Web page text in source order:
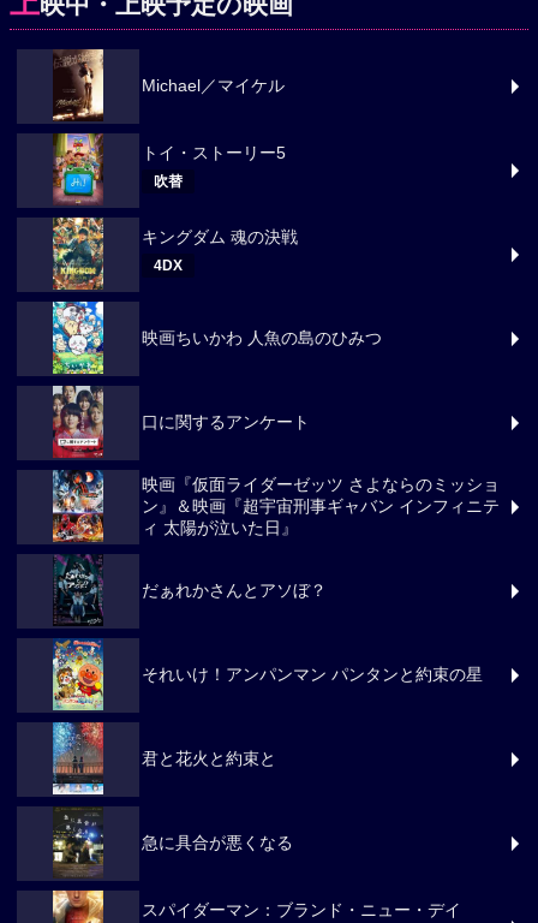
Michael／マイケル
トイ・ストーリー5
吹替
キングダム 魂の決戦
4DX
映画ちいかわ 人魚の島のひみつ
口に関するアンケート
映画『仮面ライダーゼッツ さよならのミッショ
ン』＆映画『超宇宙刑事ギャバン インフィニテ
ィ 太陽が泣いた日』
だぁれかさんとアソぼ？
それいけ！アンパンマン パンタンと約束の星
君と花火と約束と
急に具合が悪くなる
スパイダーマン：ブランド・ニュー・デイ